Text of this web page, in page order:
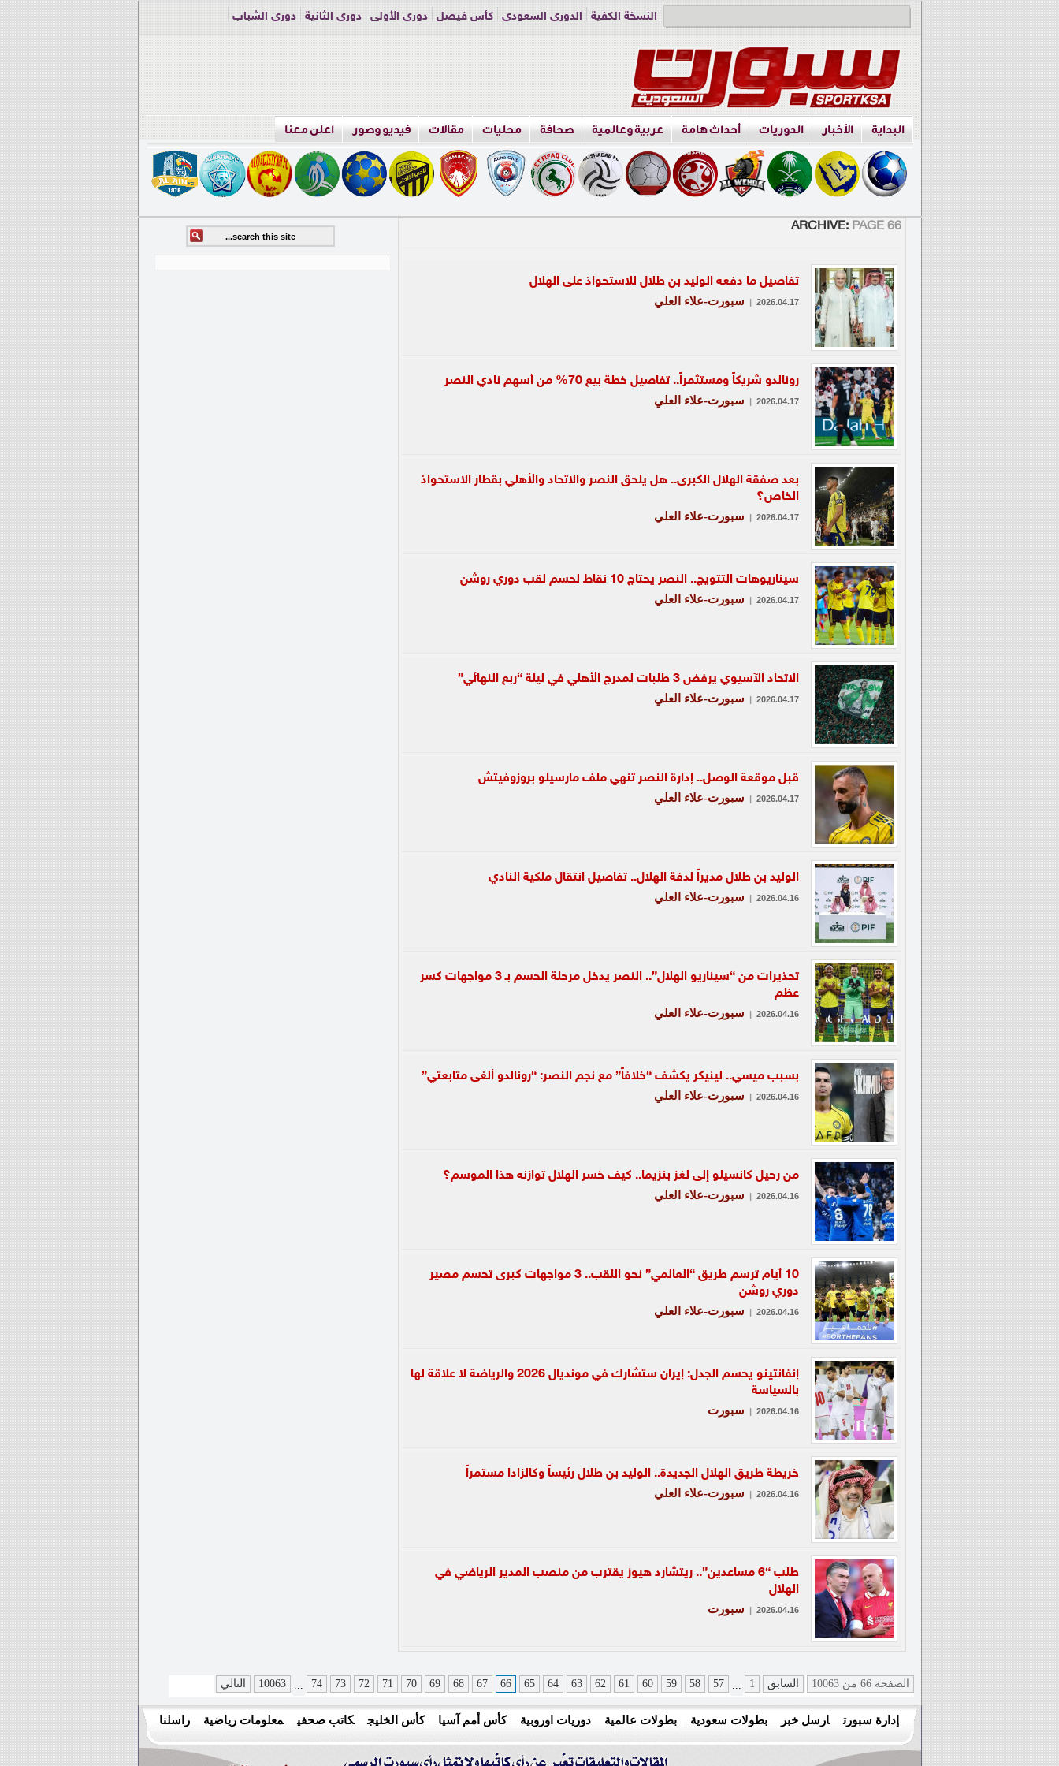
النسخة الكفية الدوري السعودي كأس فيصل دوري الأولى دوري الثانية
دوري الشباب
البداية الأخبار الدوريات أحداث هامة عربية وعالمية صحافة محليات مقالات فيديو وصور اعلن معنا
ARCHIVE: PAGE 66
تفاصيل ما دفعه الوليد بن طلال للاستحواذ على الهلال
2026.04.17
| سبورت-علاء العلي
رونالدو شريكاً ومستثمراً.. تفاصيل خطة بيع 70% من أسهم نادي النصر
2026.04.17
| سبورت-علاء العلي
بعد صفقة الهلال الكبرى.. هل يلحق النصر والاتحاد والأهلي بقطار الاستحواذ
الخاص؟
2026.04.17
| سبورت-علاء العلي
سيناريوهات التتويج.. النصر يحتاج 10 نقاط لحسم لقب دوري روشن
2026.04.17
| سبورت-علاء العلي
الاتحاد الآسيوي يرفض 3 طلبات لمدرج الأهلي في ليلة “ربع النهائي”
2026.04.17
| سبورت-علاء العلي
قبل موقعة الوصل.. إدارة النصر تنهي ملف مارسيلو بروزوفيتش
2026.04.17
| سبورت-علاء العلي
الوليد بن طلال مديراً لدفة الهلال.. تفاصيل انتقال ملكية النادي
2026.04.16
| سبورت-علاء العلي
تحذيرات من “سيناريو الهلال”.. النصر يدخل مرحلة الحسم بـ 3 مواجهات كسر
عظم
2026.04.16
| سبورت-علاء العلي
بسبب ميسي.. لينيكر يكشف “خلافاً” مع نجم النصر: “رونالدو ألغى متابعتي”
2026.04.16
| سبورت-علاء العلي
من رحيل كانسيلو إلى لغز بنزيما.. كيف خسر الهلال توازنه هذا الموسم؟
2026.04.16
| سبورت-علاء العلي
10 أيام ترسم طريق “العالمي” نحو اللقب.. 3 مواجهات كبرى تحسم مصير
دوري روشن
2026.04.16
| سبورت-علاء العلي
إنفانتينو يحسم الجدل: إيران ستشارك في مونديال 2026 والرياضة لا علاقة لها
بالسياسة
2026.04.16
| سبورت
خريطة طريق الهلال الجديدة.. الوليد بن طلال رئيساً وكالزادا مستمراً
2026.04.16
| سبورت-علاء العلي
طلب “6 مساعدين”.. ريتشارد هيوز يقترب من منصب المدير الرياضي في
الهلال
2026.04.16
| سبورت
الصفحة 66 من 10063 السابق 1
...
57
58
59
60
61
62
63
64
65
66
67
68
69
70
71
72
73
74
...
10063 التالي
إدارة سبورت ارسل خبر بطولات سعودية بطولات عالمية دوريات اوروبية كأس أمم آسيا كأس الخليج كاتب صحفي معلومات رياضية راسلنا